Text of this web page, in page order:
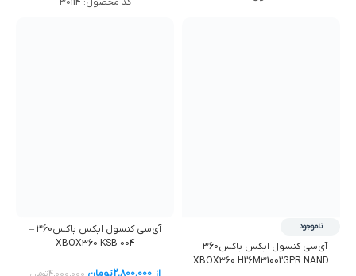
کد محصول: 30114
ناموجود
آی‌سی کنسول ایکس باکس360 –
XBOX360 H26M31002GPR NAND
آی‌سی کنسول ایکس باکس360 –
XBOX360 KSB 004